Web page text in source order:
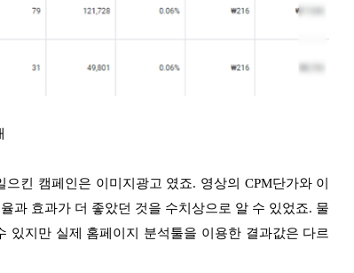
킨 캠페인은 이미지광고 였죠. 영상의 CPM단가와 이
과 효과가 더 좋았던 것을 수치상으로 알 수 있었죠. 물
있지만 실제 홈페이지 분석툴을 이용한 결과값은 다르